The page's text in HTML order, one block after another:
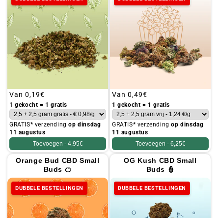
Gebruikelijke
prijs
Van 0,19€
1 gekocht = 1 gratis
GRATIS* verzendingop dinsdag
11 augustus
Toevoegen - 4,95€
Gebruikelijke
prijs
Van 0,49€
1 gekocht = 1 gratis
GRATIS* verzendingop dinsdag
11 augustus
Toevoegen - 6,25€
Orange Bud CBD Small
Buds 🍊
DUBBELE BESTELLINGEN
OG Kush CBD Small
Buds 👮
DUBBELE BESTELLINGEN